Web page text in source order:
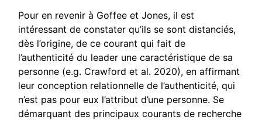
Pour en revenir à Goffee et Jones, il est
intéressant de constater qu’ils se sont distanciés,
dès l’origine, de ce courant qui fait de
l’authenticité du leader une caractéristique de sa
personne (e.g. Crawford et al. 2020), en affirmant
leur conception relationnelle de l’authenticité, qui
n’est pas pour eux l’attribut d’une personne. Se
démarquant des principaux courants de recherche